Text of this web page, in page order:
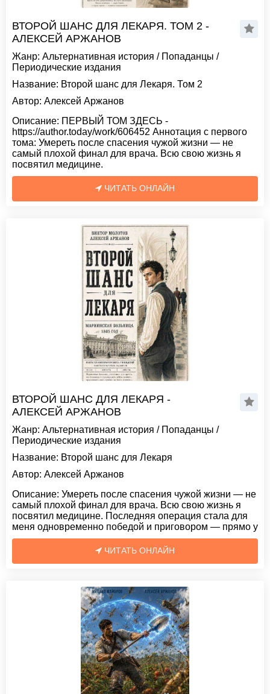
ВТОРОЙ ШАНС ДЛЯ ЛЕКАРЯ. ТОМ 2 -
АЛЕКСЕЙ АРЖАНОВ
Жанр: Альтернативная история / Попаданцы /
Периодические издания
Название: Второй шанс для Лекаря. Том 2
Автор: Алексей Аржанов
Описание: ПЕРВЫЙ ТОМ ЗДЕСЬ -
https://author.today/work/606452 Аннотация с первого
тома: Умереть после спасения чужой жизни — не
самый плохой финал для врача. Всю свою жизнь я
посвятил медицине.
ЧИТАТЬ ОНЛАЙН
ВТОРОЙ ШАНС ДЛЯ ЛЕКАРЯ -
АЛЕКСЕЙ АРЖАНОВ
Жанр: Альтернативная история / Попаданцы /
Периодические издания
Название: Второй шанс для Лекаря
Автор: Алексей Аржанов
Описание: Умереть после спасения чужой жизни — не
самый плохой финал для врача. Всю свою жизнь я
посвятил медицине. Последняя операция стала для
меня одновременно победой и приговором — прямо у
ЧИТАТЬ ОНЛАЙН